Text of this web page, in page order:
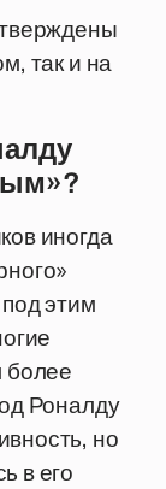
так и на
иногда
этим
более
Роналду
но
в его